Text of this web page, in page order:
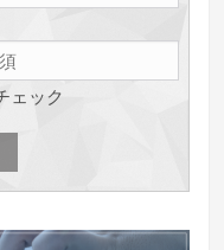
ェック